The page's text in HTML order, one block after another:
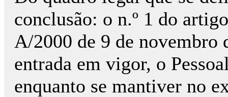
conclusão: o n.º 1 do
A/2000 de 9 de novembro
entrada em vigor, o
enquanto se mantiver no